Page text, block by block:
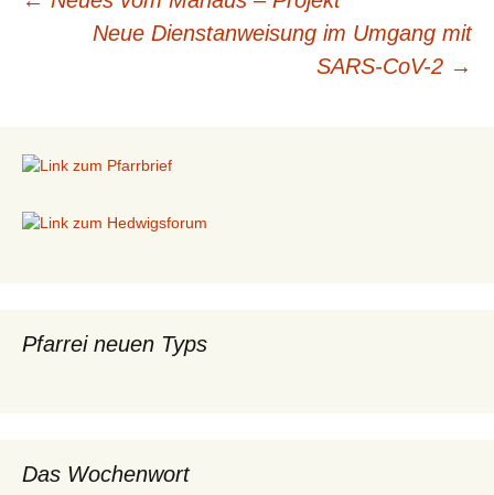
Beitragsnavigation
Neue Dienstanweisung im Umgang mit
SARS-CoV-2 →
Pfarrei neuen Typs
Das Wochenwort